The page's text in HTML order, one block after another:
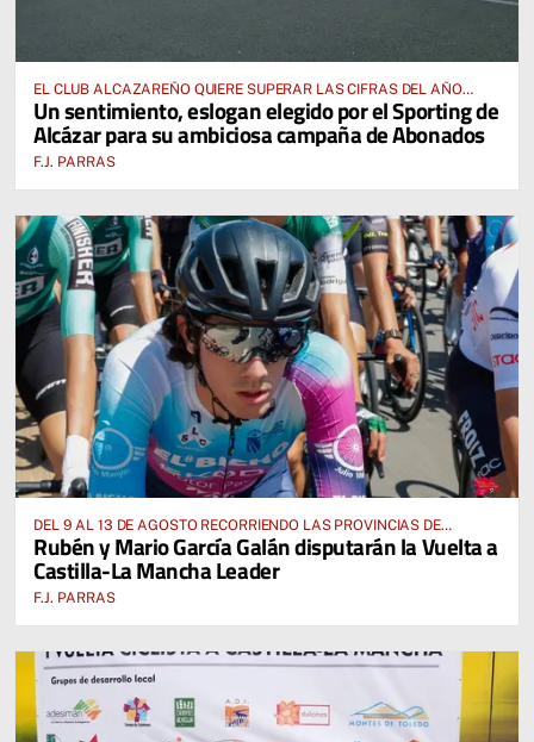
EL CLUB ALCAZAREÑO QUIERE SUPERAR LAS CIFRAS DEL AÑO
PASADO E INCLUSO DUPLICARLAS
Un sentimiento, eslogan elegido por el Sporting de
Alcázar para su ambiciosa campaña de Abonados
F.J. PARRAS
DEL 9 AL 13 DE AGOSTO RECORRIENDO LAS PROVINCIAS DE
CUENCA, ALBACETE, TOLEDO Y CIUDAD REAL
Rubén y Mario García Galán disputarán la Vuelta a
Castilla-La Mancha Leader
F.J. PARRAS